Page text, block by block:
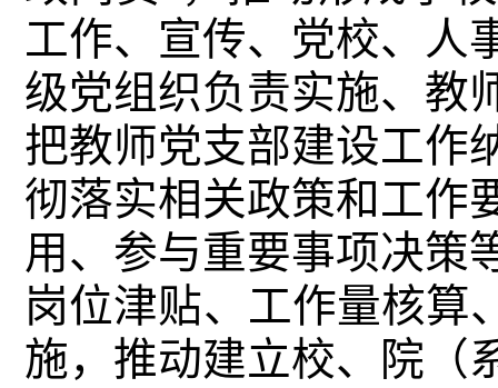
工作、宣传、党校、人
级党组织负责实施、教
把教师党支部建设工作
彻落实相关政策和工作
用、参与重要事项决策
岗位津贴、工作量核算
施，推动建立校、院（